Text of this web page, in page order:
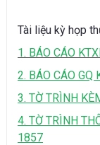
Tài liệu kỳ họp
1. BÁO CÁO
2. BÁO CÁO GQ
3. TỜ TRÌNH
4. TỜ TRÌNH
1857